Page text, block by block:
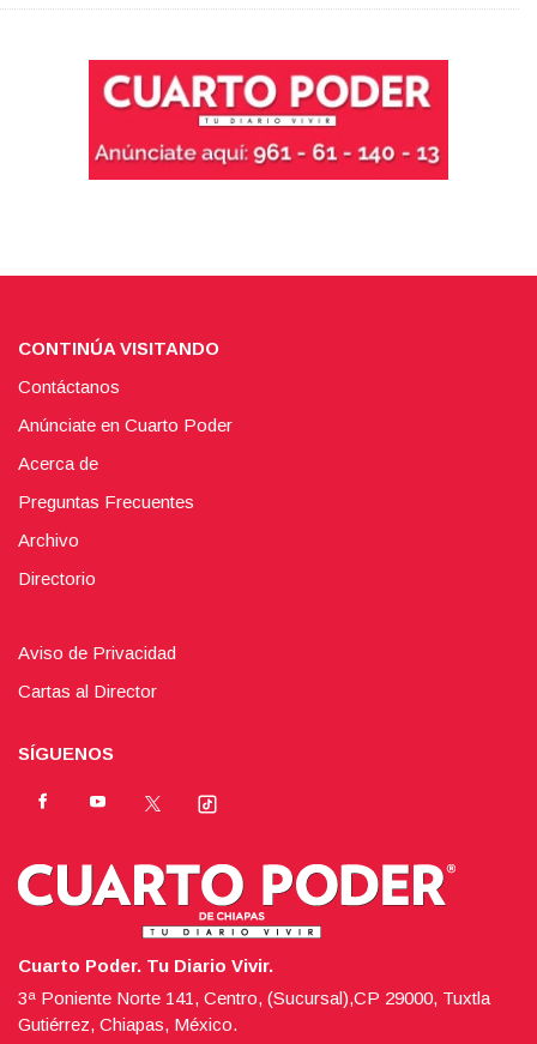
CONTINÚA VISITANDO
Contáctanos
Anúnciate en Cuarto Poder
Acerca de
Preguntas Frecuentes
Archivo
Directorio
Aviso de Privacidad
Cartas al Director
SÍGUENOS
Cuarto Poder. Tu Diario Vivir.
3ª Poniente Norte 141, Centro, (Sucursal),CP 29000, Tuxtla
Gutiérrez, Chiapas, México.